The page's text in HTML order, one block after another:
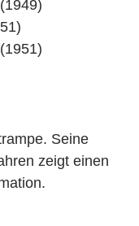
(1949)
Seine
zeigt einen